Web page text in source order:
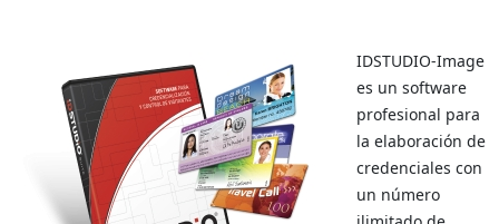
IDSTUDIO-Image
es un software
profesional para
la elaboración de
credenciales con
un número